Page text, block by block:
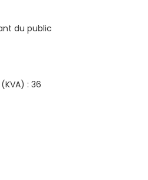
du public
: 36